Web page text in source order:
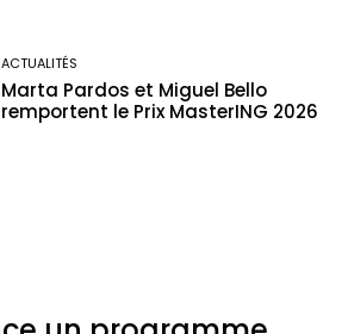
ACTUALITÉS
Marta Pardos et Miguel Bello
remportent le Prix MasterING 2026